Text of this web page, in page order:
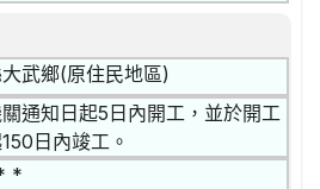
武鄉(原住民地區)
通知日起5日內開工，並於開工
日內竣工。
*